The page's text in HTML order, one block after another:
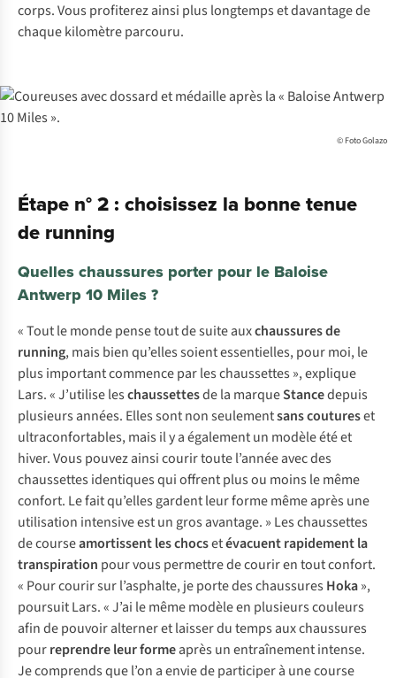
corps. Vous profiterez ainsi plus longtemps et davantage de
chaque kilomètre parcouru.
© Foto Golazo
Étape n° 2 : choisissez la bonne tenue
de running
Quelles chaussures porter pour le Baloise
Antwerp 10 Miles ?
« Tout le monde pense tout de suite auxchaussures de
running, mais bien qu’elles soient essentielles, pour moi, le
plus important commence par les chaussettes », explique
Lars. « J’utilise leschaussettesde la marqueStancedepuis
plusieurs années. Elles sont non seulementsans coutureset
ultraconfortables, mais il y a également un modèle été et
hiver. Vous pouvez ainsi courir toute l’année avec des
chaussettes identiques qui offrent plus ou moins le même
confort. Le fait qu’elles gardent leur forme même après une
utilisation intensive est un gros avantage. » Les chaussettes
de courseamortissent les chocsetévacuent rapidement la
transpiration pour vous permettre de courir en tout confort.
« Pour courir sur l’asphalte, je porte des chaussures Hoka»,
poursuit Lars. « J’ai le même modèle en plusieurs couleurs
afin de pouvoir alterner et laisser du temps aux chaussures
pourreprendre leur formeaprès un entraînement intense.
Je comprends que l’on a envie de participer à une course